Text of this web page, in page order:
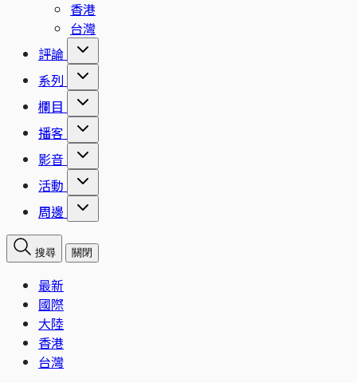
香港
台灣
評論
系列
欄目
播客
影音
活動
周邊
搜尋 關閉
最新
國際
大陸
香港
台灣